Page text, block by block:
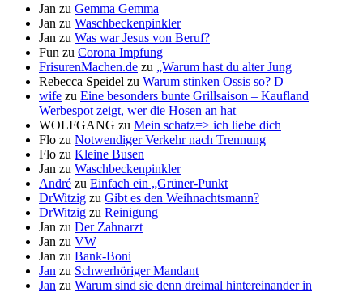
Jan zu Gemma Gemma
Jan zu Waschbeckenpinkler
Jan zu Was war Jesus von Beruf?
Fun zu Corona Impfung
FrisurenMachen.de zu „Warum hast du alter Jung
Rebecca Speidel zu Warum stinken Ossis so? D
wife zu Eine besonders bunte Grillsaison – Kaufland
Werbespot zeigt, wer die Hosen an hat
WOLFGANG zu Mein schatz=> ich liebe dich
Flo zu Notwendiger Verkehr nach Trennung
Flo zu Kleine Busen
Jan zu Waschbeckenpinkler
André zu Einfach ein „Grüner-Punkt
DrWitzig zu Gibt es den Weihnachtsmann?
DrWitzig zu Reinigung
Jan zu Der Zahnarzt
Jan zu VW
Jan zu Bank-Boni
Jan zu Schwerhöriger Mandant
Jan zu Warum sind sie denn dreimal hintereinander in